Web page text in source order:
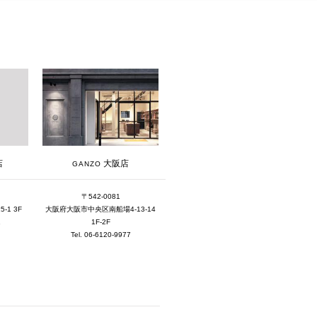
2019年3月 [1]
2018年5月 [1]
1 3F
GANZO 大阪店
〒542-0081
大阪府大阪市中央区南船場4-13-14
1F-2F
Tel. 06-6120-9977